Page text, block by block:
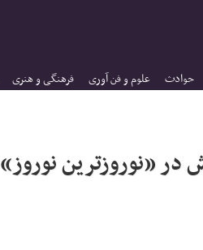
حوادث علوم و فن آوری فرهنگی و هنری
«نوروزترین نوروز»